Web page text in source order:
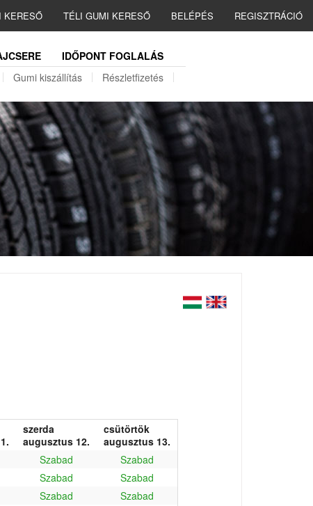
KERESŐ TÉLI GUMI KERESŐ BELÉPÉS REGISZTRÁCIÓ
IDŐPONT FOGLALÁS
Gumi kiszállítás Részletfizetés
szerda
augusztus 12.
csütörtök
augusztus 13.
Szabad
Szabad
Szabad
Szabad
Szabad
Szabad